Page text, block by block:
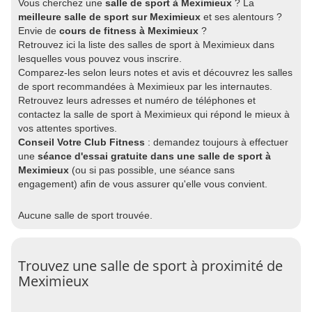
Vous cherchez une salle de sport à Meximieux ? La
meilleure salle de sport sur Meximieux et ses alentours ?
Envie de cours de fitness à Meximieux ?
Retrouvez ici la liste des salles de sport à Meximieux dans
lesquelles vous pouvez vous inscrire.
Comparez-les selon leurs notes et avis et découvrez les salles
de sport recommandées à Meximieux par les internautes.
Retrouvez leurs adresses et numéro de téléphones et
contactez la salle de sport à Meximieux qui répond le mieux à
vos attentes sportives.
Conseil Votre Club Fitness : demandez toujours à effectuer
une séance d'essai gratuite dans une salle de sport à
Meximieux (ou si pas possible, une séance sans
engagement) afin de vous assurer qu'elle vous convient.
Aucune salle de sport trouvée.
Trouvez une salle de sport à proximité de
Meximieux